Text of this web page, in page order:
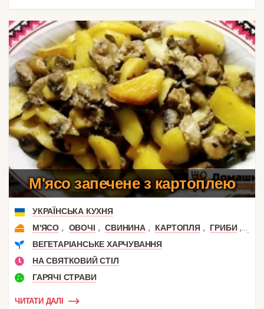
М'ясо запечене з картоплею
УКРАЇНСЬКА КУХНЯ
М'ЯСО , ОВОЧІ , СВИНИНА , КАРТОПЛЯ , ГРИБИ ,
ВЕГЕТАРІАНСЬКЕ ХАРЧУВАННЯ
НА СВЯТКОВИЙ СТІЛ
ГАРЯЧІ СТРАВИ
ЧИТАТИ ДАЛІ